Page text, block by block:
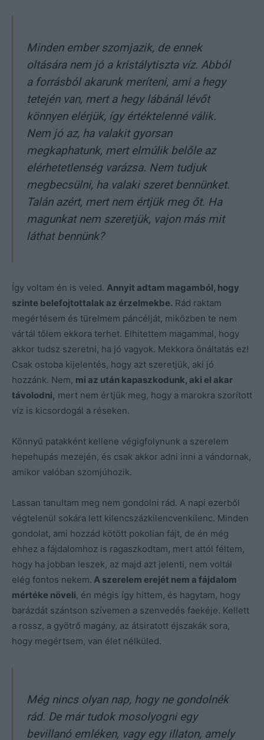
Minden ember szomjazik, de ennek
oltására nem jó a kristálytiszta víz. Abból
a forrásból akarunk meríteni, ami a hegy
tetején van, mert a hegy lábánál lévőt
könnyen elérjük, így értéktelenné válik.
Nem jó az, ha valakit gyorsan
megkaphatunk, mert elmúlik belőle az
elérhetetlenség varázsa. Nem tudjuk
megbecsülni, ha valaki szeret bennünket.
Talán azért, mert nem értjük meg őt. Ha
magunkat nem szeretjük, vajon más mit
láthat bennünk?
Így voltam én is veled. Annyit adtam magamból, hogy
szinte belefojtottalak az érzelmekbe. Rád raktam
megértésem és türelmem páncélját, miközben te nem
vártál tőlem ekkora terhet. Elhitettem magammal, hogy
akkor tudsz szeretni, ha jó vagyok. Mekkora önáltatás ez!
Csak ostoba kijelentés, hogy azt szeretjük, aki jó
hozzánk. Nem, mi az után kapaszkodunk, aki el akar
távolodni, mert nem értjük meg, hogy a marokra szorított
víz is kicsordogál a réseken.
Könnyű patakként kellene végigfolynunk a szerelem
hepehupás mezején, és csak akkor adni inni a vándornak,
amikor valóban szomjúhozik.
Lassan tanultam meg nem gondolni rád. A napi ezerből
végtelenül sokára lett kilencszázkilencvenkilenc. Minden
gondolat, ami hozzád kötött pokolian fájt, de én még
ehhez a fájdalomhoz is ragaszkodtam, mert attól féltem,
hogy ha jobban leszek, az majd azt jelenti, nem voltál
elég fontos nekem. A szerelem erejét nem a fájdalom
mértéke növeli, én mégis így hittem, és hagytam, hogy
barázdát szántson szívemen a szenvedés faekéje. Kellett
a rossz, a gyötrő magány, az átsiratott éjszakák sora,
hogy megértsem, van élet nélküled.
Még nincs olyan nap, hogy ne gondolnék
rád. De már tudok mosolyogni egy
bevillanó emléken, vagy egy illaton, amely